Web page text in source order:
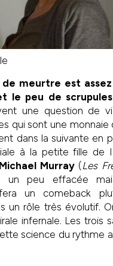
meurtre est assez
le peu de
une question de
qui sont une monnaie
dans la suivante en
à la petite fille de
Murray(Les
un peu effacée
un comeback
un rôle très évolutif.
infernale. Les trois
science du rythme